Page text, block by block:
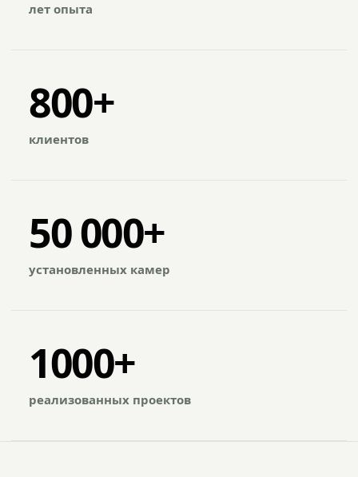
лет опыта
800+
клиентов
50 000+
установленных камер
1000+
реализованных проектов